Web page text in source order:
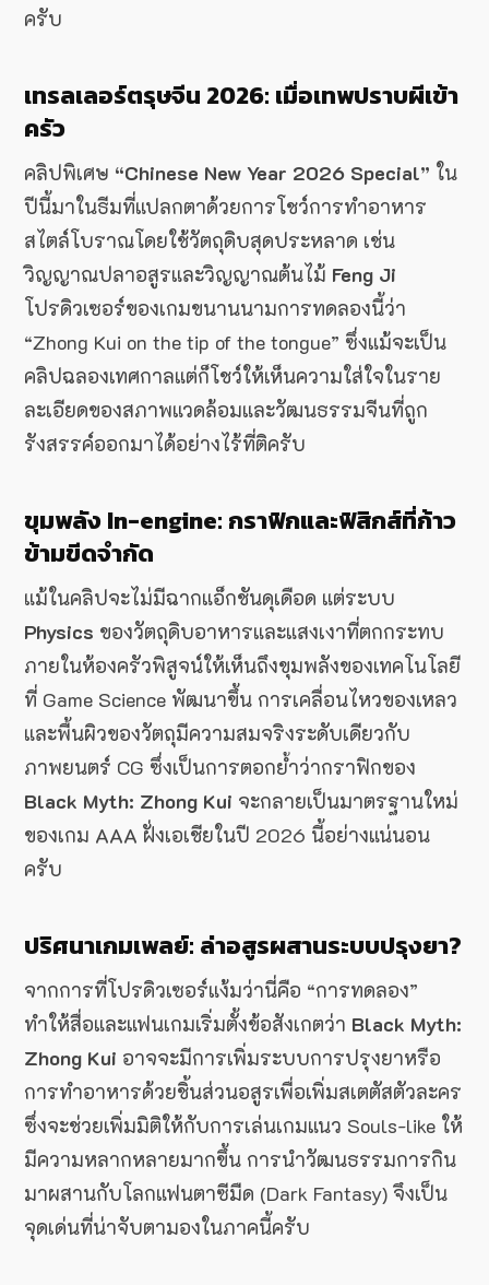
ครับ
เทรลเลอร์ตรุษจีน 2026: เมื่อเทพปราบผีเข้า
ครัว
คลิปพิเศษ “Chinese New Year 2026 Special” ใน
ปีนี้มาในธีมที่แปลกตาด้วยการโชว์การทำอาหาร
สไตล์โบราณโดยใช้วัตถุดิบสุดประหลาด เช่น
วิญญาณปลาอสูรและวิญญาณต้นไม้ Feng Ji
โปรดิวเซอร์ของเกมขนานนามการทดลองนี้ว่า
“Zhong Kui on the tip of the tongue” ซึ่งแม้จะเป็น
คลิปฉลองเทศกาลแต่ก็โชว์ให้เห็นความใส่ใจในราย
ละเอียดของสภาพแวดล้อมและวัฒนธรรมจีนที่ถูก
รังสรรค์ออกมาได้อย่างไร้ที่ติครับ
ขุมพลัง In-engine: กราฟิกและฟิสิกส์ที่ก้าว
ข้ามขีดจำกัด
แม้ในคลิปจะไม่มีฉากแอ็กชันดุเดือด แต่ระบบ
Physics ของวัตถุดิบอาหารและแสงเงาที่ตกกระทบ
ภายในห้องครัวพิสูจน์ให้เห็นถึงขุมพลังของเทคโนโลยี
ที่ Game Science พัฒนาขึ้น การเคลื่อนไหวของเหลว
และพื้นผิวของวัตถุมีความสมจริงระดับเดียวกับ
ภาพยนตร์ CG ซึ่งเป็นการตอกย้ำว่ากราฟิกของ
Black Myth: Zhong Kui จะกลายเป็นมาตรฐานใหม่
ของเกม AAA ฝั่งเอเชียในปี 2026 นี้อย่างแน่นอน
ครับ
ปริศนาเกมเพลย์: ล่าอสูรผสานระบบปรุงยา?
จากการที่โปรดิวเซอร์แง้มว่านี่คือ “การทดลอง”
ทำให้สื่อและแฟนเกมเริ่มตั้งข้อสังเกตว่า Black Myth:
Zhong Kui อาจจะมีการเพิ่มระบบการปรุงยาหรือ
การทำอาหารด้วยชิ้นส่วนอสูรเพื่อเพิ่มสเตตัสตัวละคร
ซึ่งจะช่วยเพิ่มมิติให้กับการเล่นเกมแนว Souls-like ให้
มีความหลากหลายมากขึ้น การนำวัฒนธรรมการกิน
มาผสานกับโลกแฟนตาซีมืด (Dark Fantasy) จึงเป็น
จุดเด่นที่น่าจับตามองในภาคนี้ครับ